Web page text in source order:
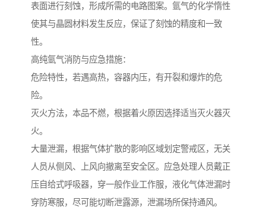
表面进行刻蚀，形成所需的电路图案。氩气的化学惰性
使其与晶圆材料发生反应，保证了刻蚀的精度和一致
性。
高纯氩气消防与应急措施：
危险特性，若遇高热，容器内压，有开裂和爆炸的危
险。
灭火方法，本品不燃，根据着火原因选择适当灭火器灭
火。
大量泄漏，根据气体扩散的影响区域划定警戒区，无关
人员从侧风、上风向撤离至安全区。应急处理人员戴正
压自给式呼吸器，穿一般作业工作服，液化气体泄漏时
穿防寒服，尽可能切断泄露源，泄漏场所保持通风。